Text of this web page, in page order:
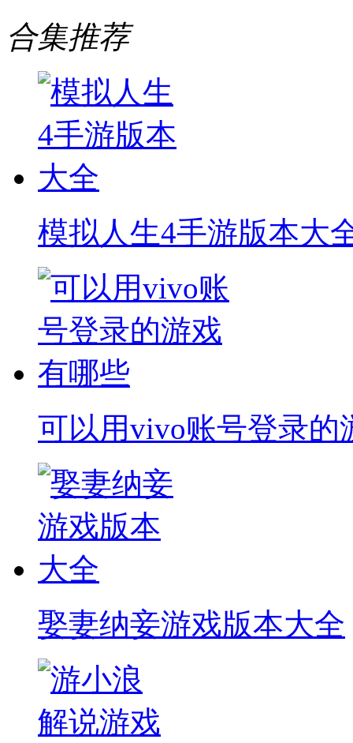
合集推荐
模拟人生4手游版本大
可以用vivo账号登录的
娶妻纳妾游戏版本大全